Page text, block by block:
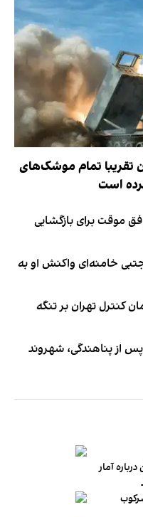
تقریبا تمام موشک‌های
است
موقت برای بازگشایی
خامنه‌ای واکنش او به
کنترل تهران بر تنگه
زن ایرانی ۵ ماه پس از پناهندگی، شهروند
آمار